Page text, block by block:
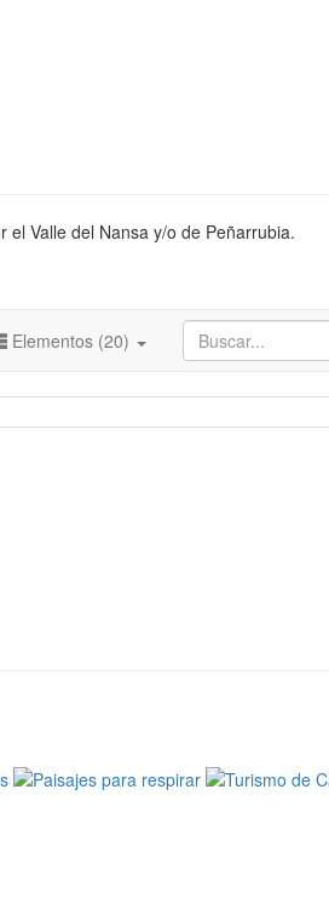
Valle del Nansa y/o de Peñarrubia.
Elementos (20)